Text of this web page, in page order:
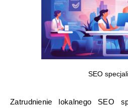
SEO
Zatrudnienie lokalnego SEO